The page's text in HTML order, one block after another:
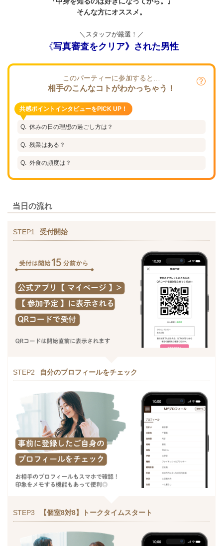
そんな方にオススメ。
＼スタッフが厳選！／
《写真審査をクリア》された男性
このパーティーに参加すると…
相手のこんなコトがわかっちゃう！
共感ポイントインタビューをPICK UP！
休みの日の理想の過ごし方は？
残業はある？
外食の頻度は？
当日の流れ
STEP1 受付開始
STEP2 自分のプロフィールをチェック
STEP3 【個室8対8】トークタイムスタート